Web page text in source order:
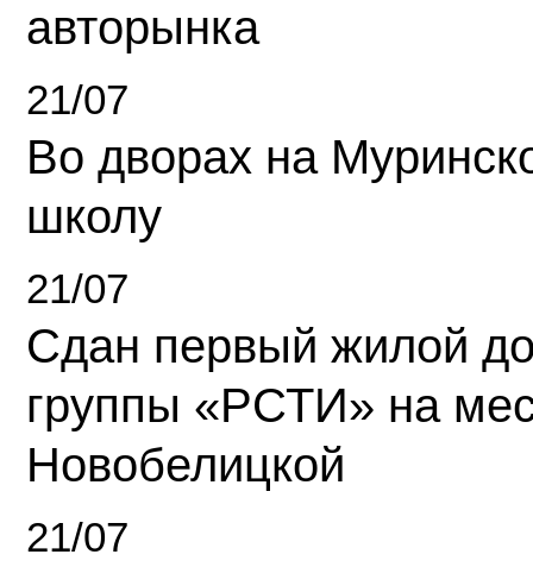
авторынка
21/07
Во дворах на
школу
21/07
Сдан первый жилой
группы «РСТИ» на
Новобелицкой
21/07